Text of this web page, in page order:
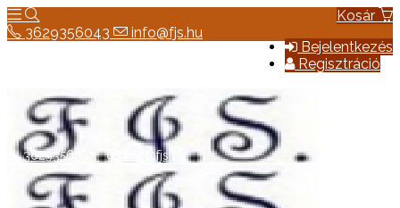
Kosár
Bejelentkezés
Regisztráció
3629356043 info@fjs.hu
3629356043 info@fjs.hu